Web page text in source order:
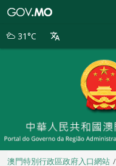
別
31°C
澳門特別行政區政府入口網站